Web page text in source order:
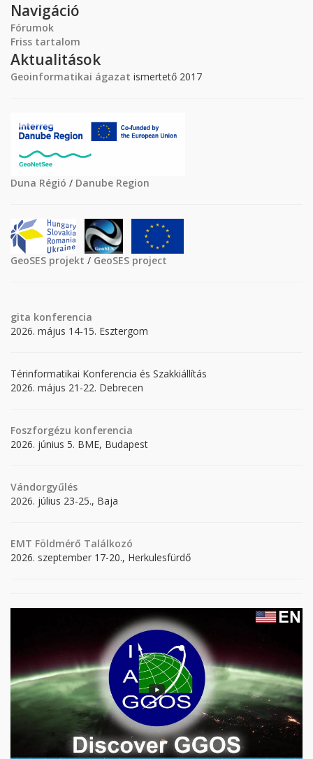
Navigáció
Fórumok
Friss tartalom
Aktualitások
Geoinformatikai ágazat ismertető 2017
Duna Régió / Danube Region
GeoSES projekt / GeoSES project
gita konferencia
2026. május 14-15. Esztergom
Térinformatikai Konferencia és Szakkiállítás
2026. május 21-22. Debrecen
Foszforgézu konferencia
2026. június 5. BME, Budapest
Vándorgyűlés
2026. július 23-25., Baja
EMT Földmérő Találkozó
2026. szeptember 17-20., Herkulesfürdő